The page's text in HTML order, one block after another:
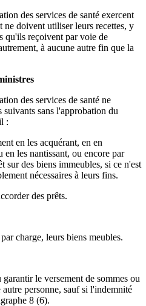
des services de santé exercent
ne doivent utiliser leurs recettes, y
qu'ils reçoivent par voie de
à aucune autre fin que la
des services de santé ne
sans l'approbation du
:
en les acquérant, en en
les nantissant, ou encore par
sur des biens immeubles, si ce n'est
nécessaires à leurs fins.
des prêts.
charge, leurs biens meubles.
le versement de sommes ou
personne, sauf si l'indemnité
8 (6).